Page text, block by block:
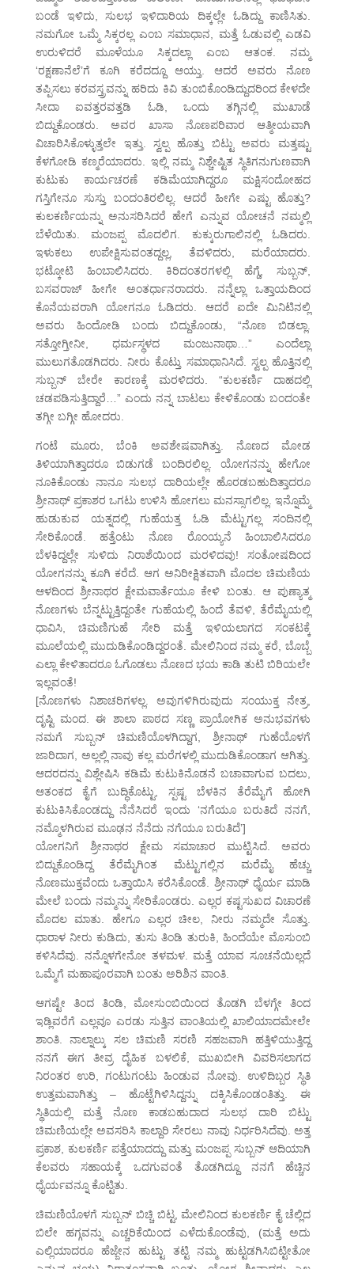
ಬಂಡೆ ಇಳಿದು, ಸುಲಭ ಇಳಿದಾರಿಯ ದಿಕ್ಕಲ್ಲೇ ಓಡಿದ್ದು ಕಾಣಿಸಿತು.
ನಮಗೋ ಒಮ್ಮೆ ಸಿಕ್ಕರಲ್ಲ ಎಂಬ ಸಮಾಧಾನ, ಮತ್ತೆ ಓಡುವಲ್ಲಿ ಎಡವಿ
ಉರುಳಿದರೆ ಮೂಳೆಯೂ ಸಿಕ್ಕದಲ್ಲಾ ಎಂಬ ಆತಂಕ. ನಮ್ಮ
‘ರಕ್ಷಣಾನೆಲೆ’ಗೆ ಕೂಗಿ ಕರೆದದ್ದೂ ಆಯ್ತು. ಆದರೆ ಅವರು ನೊಣ
ತಪ್ಪಿಸಲು ಕರವಸ್ತ್ರವನ್ನು ಹರಿದು ಕಿವಿ ತುಂಬಿಕೊಂಡಿದ್ದುದರಿಂದ ಕೇಳದೇ
ಸೀದಾ ಐವತ್ತರವತ್ತಡಿ ಓಡಿ, ಒಂದು ತಗ್ಗಿನಲ್ಲಿ ಮುಖಾಡೆ
ಬಿದ್ದುಕೊಂಡರು. ಅವರ ಖಾಸಾ ನೊಣಪರಿವಾರ ಆತ್ಮೀಯವಾಗಿ
ವಿಚಾರಿಸಿಕೊಳ್ಳುತ್ತಲೇ ಇತ್ತು. ಸ್ವಲ್ಪ ಹೊತ್ತು ಬಿಟ್ಟು ಅವರು ಮತ್ತಷ್ಟು
ಕೆಳಗೋಡಿ ಕಣ್ಮರೆಯಾದರು. ಇಲ್ಲಿ ನಮ್ಮ ನಿಶ್ಚೇಷ್ಟಿತ ಸ್ಥಿತಿಗನುಗುಣವಾಗಿ
ಕುಟುಕು ಕಾರ್ಯಚರಣೆ ಕಡಿಮೆಯಾಗಿದ್ದರೂ ಮಕ್ಷಿಸಂದೋಹದ
ಗಸ್ತಿಗೇನೂ ಸುಸ್ತು ಬಂದಂತಿರಲಿಲ್ಲ. ಆದರೆ ಹೀಗೇ ಎಷ್ಟು ಹೊತ್ತು?
ಕುಲಕರ್ಣಿಯನ್ನು ಅನುಸರಿಸಿದರೆ ಹೇಗೆ ಎನ್ನುವ ಯೋಚನೆ ನಮ್ಮಲ್ಲಿ
ಬೆಳೆಯಿತು. ಮಂಜಪ್ಪ ಮೊದಲಿಗ. ಕುಕ್ಕುರುಗಾಲಿನಲ್ಲಿ ಓಡಿದರು.
ಇಳುಕಲು ಉಪೇಕ್ಷಿಸುವಂತದ್ದಲ್ಲ, ತೆವಳಿದರು, ಮರೆಯಾದರು.
ಭಟ್ಕೋಟಿ ಹಿಂಬಾಲಿಸಿದರು. ಕಿರಿದಂತರಗಳಲ್ಲಿ ಹೆಗ್ಡೆ, ಸುಬ್ಬನ್,
ಬಸವರಾಜ್ ಹೀಗೇ ಅಂತರ್ಧಾನರಾದರು. ನನ್ನೆಲ್ಲಾ ಒತ್ತಾಯದಿಂದ
ಕೊನೆಯವರಾಗಿ ಯೋಗನೂ ಓಡಿದರು. ಆದರೆ ಐದೇ ಮಿನಿಟಿನಲ್ಲಿ
ಅವರು ಹಿಂದೋಡಿ ಬಂದು ಬಿದ್ದುಕೊಂಡು, “ನೊಣ ಬಿಡಲ್ಲಾ.
ಸತ್ತೋಗ್ತೀನೀ, ಧರ್ಮಸ್ಥಳದ ಮಂಜುನಾಥಾ…” ಎಂದೆಲ್ಲಾ
ಮುಲುಗತೊಡಗಿದರು. ನೀರು ಕೊಟ್ತು ಸಮಾಧಾನಿಸಿದೆ. ಸ್ವಲ್ಪ ಹೊತ್ತಿನಲ್ಲಿ
ಸುಬ್ಬನ್ ಬೇರೇ ಕಾರಣಕ್ಕೆ ಮರಳಿದರು. “ಕುಲಕರ್ಣಿ ದಾಹದಲ್ಲಿ
ಚಡಪಡಿಸುತ್ತಿದ್ದಾರೆ…” ಎಂದು ನನ್ನ ಬಾಟಲು ಕೇಳಿಕೊಂಡು ಬಂದಂತೇ
ತಗ್ಗೀ ಬಗ್ಗೀ ಹೋದರು.
ಗಂಟೆ ಮೂರು, ಬೆಂಕಿ ಅವಶೇಷವಾಗಿತ್ತು. ನೊಣದ ಮೋಡ
ತಿಳಿಯಾಗಿತ್ತಾದರೂ ಬಿಡುಗಡೆ ಬಂದಿರಲಿಲ್ಲ. ಯೋಗನನ್ನು ಹೇಗೋ
ನೂಕಿಕೊಂಡು ನಾನೂ ಸುಲಭ ದಾರಿಯಲ್ಲೇ ಹೊರಡಬಹುದಿತ್ತಾದರೂ
ಶ್ರೀನಾಥ್ ಪ್ರಕಾಶರ ಒಗಟು ಉಳಿಸಿ ಹೋಗಲು ಮನಸ್ಸಾಗಲಿಲ್ಲ. ಇನ್ನೊಮ್ಮೆ
ಹುಡುಕುವ ಯತ್ನದಲ್ಲಿ ಗುಹೆಯತ್ತ ಓಡಿ ಮೆಟ್ಟುಗಲ್ಲ ಸಂದಿನಲ್ಲಿ
ಸೇರಿಕೊಂಡೆ. ಹತ್ತೆಂಟು ನೊಣ ರೊಂಯ್ಯನೆ ಹಿಂಬಾಲಿಸಿದರೂ
ಬೆಳಕಿದ್ದಲ್ಲೇ ಸುಳಿದು ನಿರಾಶೆಯಿಂದ ಮರಳಿದವು! ಸಂತೋಷದಿಂದ
ಯೋಗನನ್ನು ಕೂಗಿ ಕರೆದೆ. ಆಗ ಅನಿರೀಕ್ಷಿತವಾಗಿ ಮೊದಲ ಚಿಮಣಿಯ
ಆಳದಿಂದ ಶ್ರೀನಾಥರ ಕ್ಷೇಮವಾರ್ತೆಯೂ ಕೇಳಿ ಬಂತು. ಆ ಪುಣ್ಯಾತ್ಮ
ನೊಣಗಳು ಬೆನ್ನಟ್ಟುತ್ತಿದ್ದಂತೇ ಗುಹೆಯಲ್ಲಿ ಹಿಂದೆ ತೆವಳಿ, ತೆರೆಮೈಯಲ್ಲಿ
ಧಾವಿಸಿ, ಚಿಮಣಿಗುಹೆ ಸೇರಿ ಮತ್ತೆ ಇಳಿಯಲಾಗದ ಸಂಕಟಕ್ಕೆ
ಮೂಲೆಯಲ್ಲಿ ಮುದುಡಿಕೊಂಡಿದ್ದರಂತೆ. ಮೇಲಿನಿಂದ ನಮ್ಮ ಕರೆ, ಬೊಬ್ಬೆ
ಎಲ್ಲಾ ಕೇಳಿತಾದರೂ ಓಗೊಡಲು ನೊಣದ ಭಯ ಕಾಡಿ ತುಟಿ ಬಿರಿಯಲೇ
ಇಲ್ಲವಂತೆ!
[ನೊಣಗಳು ನಿಶಾಚರಿಗಳಲ್ಲ. ಅವುಗಳಿಗಿರುವುದು ಸಂಯುಕ್ತ ನೇತ್ರ,
ದೃಷ್ಟಿ ಮಂದ. ಈ ಶಾಲಾ ಪಾಠದ ಸಣ್ಣ ಪ್ರಾಯೋಗಿಕ ಅನುಭವಗಳು
ನಮಗೆ ಸುಬ್ಬನ್ ಚಿಮಣಿಯೊಳಗಿದ್ದಾಗ, ಶ್ರೀನಾಥ್ ಗುಹೆಯೊಳಗೆ
ಜಾರಿದಾಗ, ಅಲ್ಲಲ್ಲಿ ನಾವು ಕಲ್ಲ ಮರೆಗಳಲ್ಲಿ ಮುದುಡಿಕೊಂಡಾಗ ಆಗಿತ್ತು.
ಆದರದನ್ನು ವಿಶ್ಲೇಷಿಸಿ ಕಡಿಮೆ ಕುಟುಕಿನೊಡನೆ ಬಚಾವಾಗುವ ಬದಲು,
ಆತಂಕದ ಕೈಗೆ ಬುದ್ಧಿಕೊಟ್ಟು, ಸ್ಪಷ್ಟ ಬೆಳಕಿನ ತೆರೆಮೈಗೆ ಹೋಗಿ
ಕುಟುಕಿಸಿಕೊಂಡದ್ದು ನೆನೆಸಿದರೆ ಇಂದು ‘ನಗೆಯೂ ಬರುತಿದೆ ನನಗೆ,
ನಮ್ಮೊಳಗಿರುವ ಮೂಢನ ನೆನೆದು ನಗೆಯೂ ಬರುತಿದೆ’]
ಯೋಗನಿಗೆ ಶ್ರೀನಾಥರ ಕ್ಷೇಮ ಸಮಾಚಾರ ಮುಟ್ಟಿಸಿದೆ. ಅವರು
ಬಿದ್ದುಕೊಂಡಿದ್ದ ತೆರೆಮೈಗಿಂತ ಮೆಟ್ಟುಗಲ್ಲಿನ ಮರೆಮೈ ಹೆಚ್ಚು
ನೊಣಮುಕ್ತವೆಂದು ಒತ್ತಾಯಿಸಿ ಕರೆಸಿಕೊಂಡೆ. ಶ್ರೀನಾಥ್ ಧೈರ್ಯ ಮಾಡಿ
ಮೇಲೆ ಬಂದು ನಮ್ಮನ್ನು ಸೇರಿಕೊಂಡರು. ಎಲ್ಲರ ಕಷ್ಟಸುಖದ ವಿಚಾರಣೆ
ಮೊದಲ ಮಾತು. ಹೇಗೂ ಎಲ್ಲರ ಚೀಲ, ನೀರು ನಮ್ಮದೇ ಸೊತ್ತು.
ಧಾರಾಳ ನೀರು ಕುಡಿದು, ತುಸು ತಿಂಡಿ ತುರುಕಿ, ಹಿಂದೆಯೇ ಮೊಸುಂಬಿ
ಕಳಿಸಿದೆವು. ನನ್ನೊಳಗೇನೋ ತಳಮಳ. ಮತ್ತೆ ಯಾವ ಸೂಚನೆಯಿಲ್ಲದೆ
ಒಮ್ಮೆಗೆ ಮಹಾಪೂರವಾಗಿ ಬಂತು ಅರಿಶಿನ ವಾಂತಿ.
ಆಗಷ್ಟೇ ತಿಂದ ತಿಂಡಿ, ಮೋಸುಂಬಿಯಿಂದ ತೊಡಗಿ ಬೆಳಗ್ಗೇ ತಿಂದ
ಇಡ್ಲಿವರೆಗೆ ಎಲ್ಲವೂ ಎರಡು ಸುತ್ತಿನ ವಾಂತಿಯಲ್ಲಿ ಖಾಲಿಯಾದಮೇಲೇ
ಶಾಂತಿ. ನಾಲ್ನಾಲ್ಕು ಸಲ ಚಿಮಣಿ ಸರಣಿ ಸಹಜವಾಗಿ ಹತ್ತಿಳಿಯುತ್ತಿದ್ದ
ನನಗೆ ಈಗ ತೀವ್ರ ದೈಹಿಕ ಬಳಲಿಕೆ, ಮುಖಬೀಗಿ ವಿವರಿಸಲಾಗದ
ನಿರಂತರ ಉರಿ, ಗಂಟುಗಂಟು ಹಿಂಡುವ ನೋವು. ಉಳಿದಿಬ್ಬರ ಸ್ಥಿತಿ
ಉತ್ತಮವಾಗಿತ್ತು – ಹೊಟ್ಟೆಗಿಳಿಸಿದ್ದನ್ನು ದಕ್ಕಿಸಿಕೊಂಡಂತಿತ್ತು. ಈ
ಸ್ಥಿತಿಯಲ್ಲಿ ಮತ್ತೆ ನೊಣ ಕಾಡಬಹುದಾದ ಸುಲಭ ದಾರಿ ಬಿಟ್ಟು
ಚಿಮಣಿಯಲ್ಲೇ ಅವಸರಿಸಿ ಕಾಲ್ದಾರಿ ಸೇರಲು ನಾವು ನಿರ್ಧರಿಸಿದೆವು. ಅತ್ತ
ಪ್ರಕಾಶ, ಕುಲಕರ್ಣಿ ಪತ್ತೆಯಾದದ್ದು ಮತ್ತು ಮಂಜಪ್ಪ ಸುಬ್ಬನ್ ಆದಿಯಾಗಿ
ಕೆಲವರು ಸಹಾಯಕ್ಕೆ ಒದಗುವಂತೆ ತೊಡಗಿದ್ದೂ ನನಗೆ ಹೆಚ್ಚಿನ
ಧೈರ್ಯವನ್ನೂ ಕೊಟ್ಟಿತು.
ಚಿಮಣಿಯೊಳಗೆ ಸುಬ್ಬನ್ ಬಿಚ್ಚಿ ಬಿಟ್ಟ, ಮೇಲಿನಿಂದ ಕುಲಕರ್ಣಿ ಕೈ ಚೆಲ್ಲಿದ
ಬಿಲೇ ಹಗ್ಗವನ್ನು ಎಚ್ಚರಿಕೆಯಿಂದ ಎಳೆದುಕೊಂಡೆವು, (ಮತ್ತೆ ಅದು
ಎಲ್ಲಿಯಾದರೂ ಹೆಜ್ಜೇನ ಹುಟ್ಟು ತಟ್ಟಿ ನಮ್ಮ ಹುಟ್ಟಡಗಿಸಿಬಿಟ್ಟೀತೋ